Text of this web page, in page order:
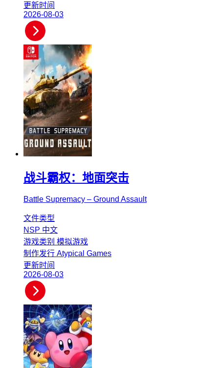
更新时间
2026-08-03
战斗霸权：地面突击
Battle Supremacy – Ground Assault
文件类型
NSP 中文
游戏类别 模拟游戏
制作发行 Atypical Games
更新时间
2026-08-03